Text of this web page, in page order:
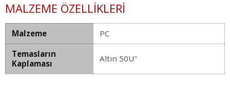
MALZEME ÖZELLIKLERI
Malzeme
PC
Temasların
Kaplaması
Altın 50U"